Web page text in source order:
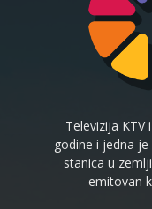
Televizija KTV
godine i jedna
stanica u
emitovan